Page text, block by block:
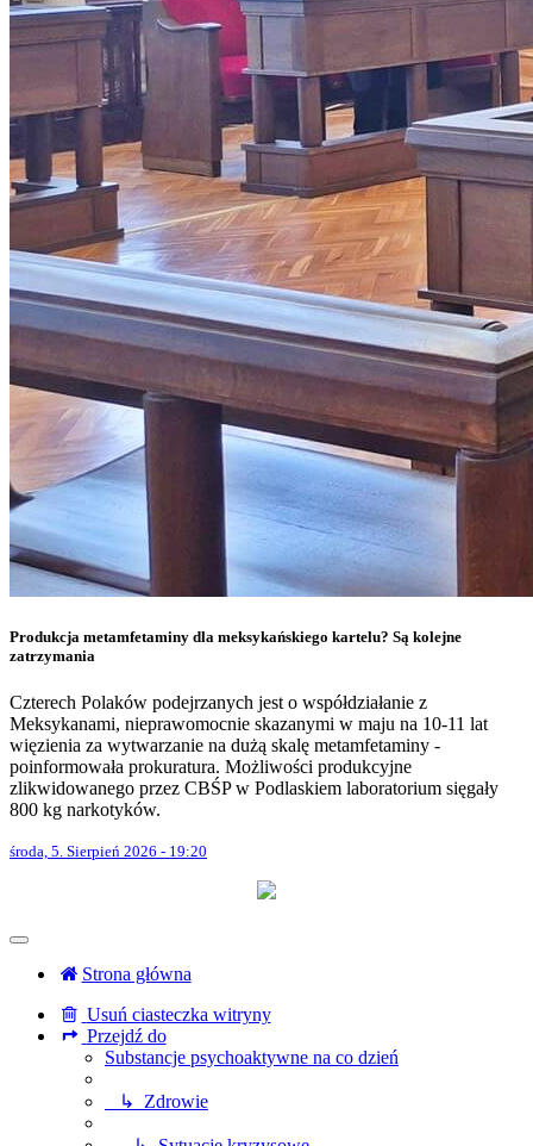
Produkcja metamfetaminy dla meksykańskiego kartelu? Są kolejne
zatrzymania
Czterech Polaków podejrzanych jest o współdziałanie z
Meksykanami, nieprawomocnie skazanymi w maju na 10-11 lat
więzienia za wytwarzanie na dużą skalę metamfetaminy -
poinformowała prokuratura. Możliwości produkcyjne
zlikwidowanego przez CBŚP w Podlaskiem laboratorium sięgały
800 kg narkotyków.
środa, 5. Sierpień 2026 - 19:20
Strona główna
Usuń ciasteczka witryny
Przejdź do
Substancje psychoaktywne na co dzień
↳ Zdrowie